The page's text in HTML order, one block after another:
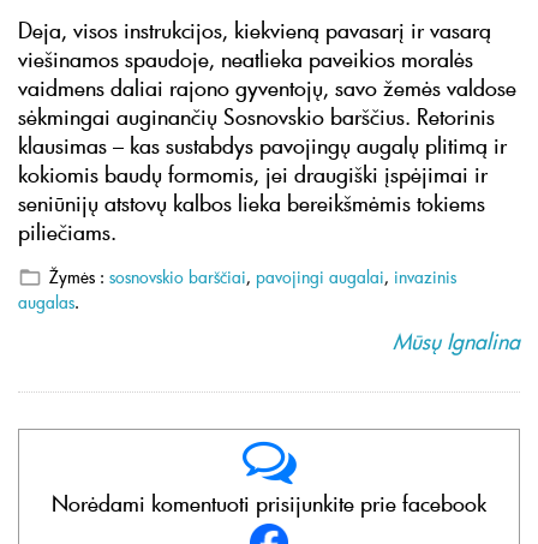
Deja, visos instrukcijos, kiekvieną pavasarį ir vasarą
viešinamos spaudoje, neatlieka paveikios moralės
vaidmens daliai rajono gyventojų, savo žemės valdose
sėkmingai auginančių Sosnovskio barščius. Retorinis
klausimas – kas sustabdys pavojingų augalų plitimą ir
kokiomis baudų formomis, jei draugiški įspėjimai ir
seniūnijų atstovų kalbos lieka bereikšmėmis tokiems
piliečiams.
Žymės : sosnovskio barščiai, pavojingi augalai, invazinis
augalas.
Mūsų Ignalina
Norėdami komentuoti prisijunkite prie facebook